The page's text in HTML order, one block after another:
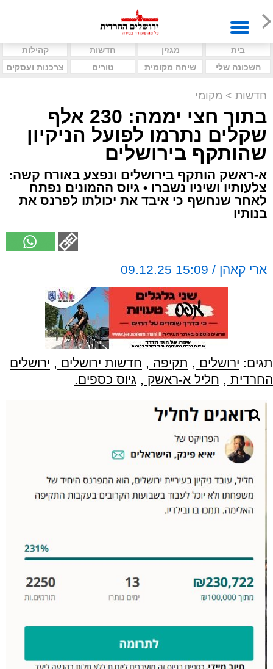
בית מגזין חדשות
קהילות
השכונה שלי
שיחה מקומית טורים צרכנות ועסקים
חדשות > מקומי
בתוך חצי יממה: 230 אלף
שקלים נתרמו לפועל הניקיון
שהותקף בירושלים
א-ראשק הותקף בירושלים ונפצע באורח קשה:
צלעותיו ושיניו נשברו • גיוס ההמונים נפתח
לאחר שנחשף כי איבד את יכולתו לפרנס את
בנותיו
ארי קאהן / 15:09 09.12.25
תגים: ירושלים , תקיפה , חדשות ירושלים , ירושלים
החרדית , חליל א-ראשק , גיוס כספים.